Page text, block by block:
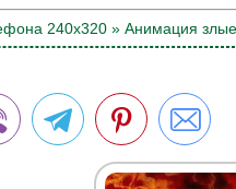
240х320 » Анимация